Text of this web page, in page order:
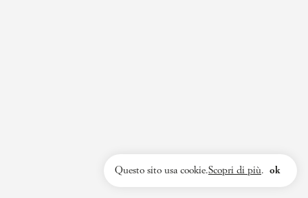
Questo sito usa cookie.Scopri di più. ok